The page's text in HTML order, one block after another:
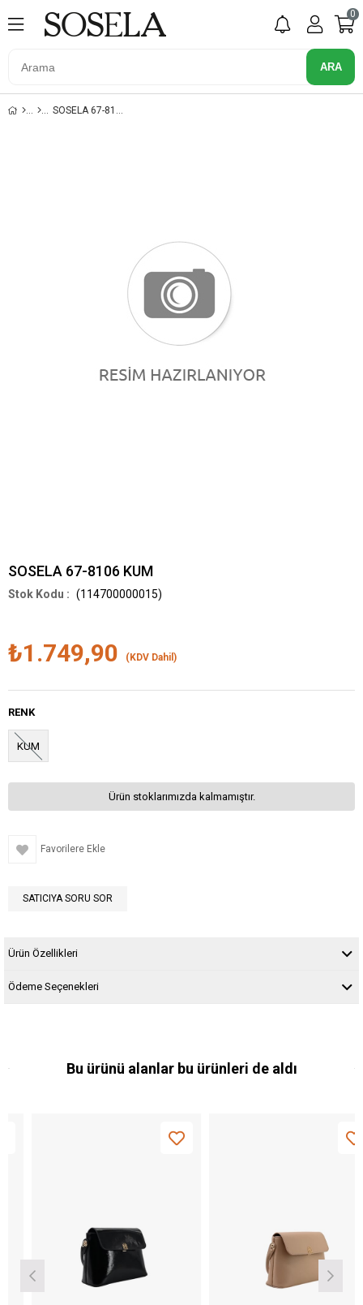
0
SOSELA 67-8106 KUM
SOSELA 67-8106 KUM
(114700000015)
₺1.749,90 (KDV Dahil)
RENK
KUM
Ürün stoklarımızda kalmamıştır.
Favorilere Ekle
SATICIYA SORU SOR
Ürün Özellikleri
Ödeme Seçenekleri
Bu ürünü alanlar bu ürünleri de aldı